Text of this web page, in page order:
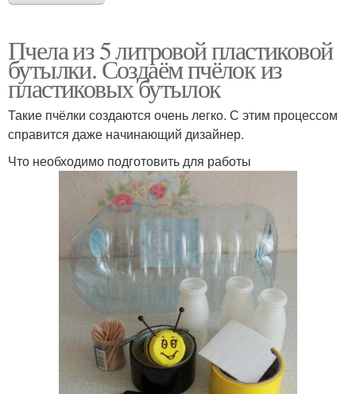
Пчела из 5 литровой пластиковой
бутылки. Создаём пчёлок из
пластиковых бутылок
Такие пчёлки создаются очень легко. С этим процессом
справится даже начинающий дизайнер.
Что необходимо подготовить для работы